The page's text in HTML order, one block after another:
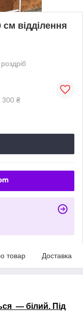
см відділення
300 ₴
товар Доставка
— білий. Під